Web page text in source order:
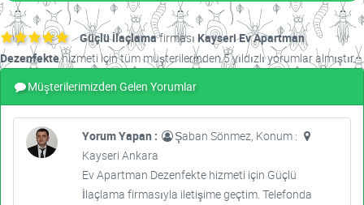
Güçlü İlaçlamafirması Kayseri Ev Apartman
Dezenfektehizmeti için tüm müşterilerinden 5 yıldızlı yorumlar almıştır.
Müşterilerimizden Gelen Yorumlar
Yorum Yapan :
Şaban Sönmez, Konum :
Kayseri Ankara
Ev Apartman Dezenfekte hizmeti için Güçlü
İlaçlama firmasıyla iletişime geçtim. Telefonda